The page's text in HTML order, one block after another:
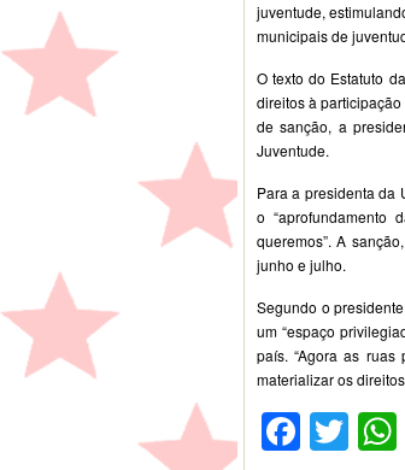
juventude,
municipais de
O texto do Estatuto
direitos à
de sanção, a
Juventude.
Para a presidenta da
o “aprofundamento
queremos”. A
junho e julho.
Segundo o
um “espaço
país. “Agora as ruas
materializar os